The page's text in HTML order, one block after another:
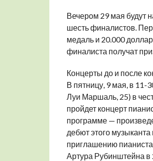
Вечером 29 мая будут
шесть финалистов.
медаль и 20.000
финалиста получат
Концерты до и после
В пятницу, 9 мая, в 11-
Луи Маршаль, 25) в
пройдет концерт
программе —
дебют этого
приглашению
Артура Рубинштейна в